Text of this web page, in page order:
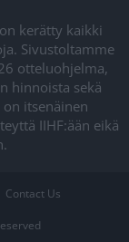
kerätty kaikki
Sivustoltamme
otteluohjelma,
hinnoista sekä
itsenäinen
IIHF:ään eikä
Contact Us